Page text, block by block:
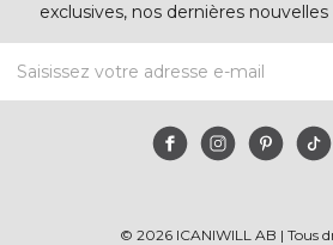
exclusives, nos dernières
© 2026ICANIWILL AB | Tous